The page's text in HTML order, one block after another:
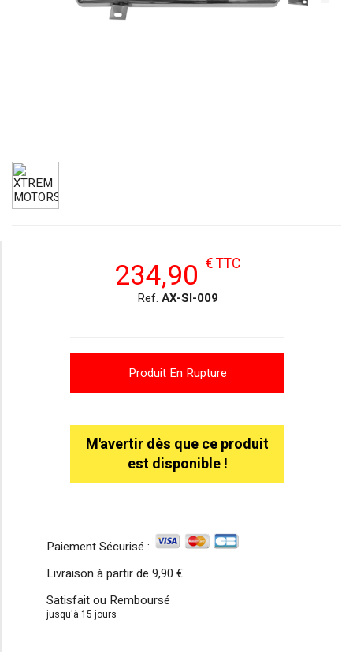
234,90 € TTC
Ref. AX-SI-009
Produit En Rupture
M'avertir dès que ce produit
est disponible !
Paiement Sécurisé :
Livraison à partir de 9,90 €
Satisfait ou Remboursé
jusqu'à 15 jours